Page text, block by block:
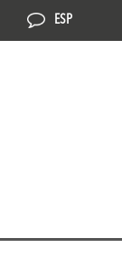
ESP